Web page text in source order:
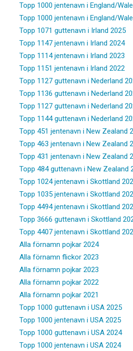
Topp 1000 jentenavn i England/
Topp 1000 jentenavn i England/
Topp 1071 guttenavn i Irland 2025
Topp 1147 jentenavn i Irland 2024
Topp 1114 jentenavn i Irland 2023
Topp 1151 jentenavn i Irland 2022
Topp 1127 guttenavn i Nederland
Topp 1136 guttenavn i Nederland
Topp 1127 guttenavn i Nederland
Topp 1144 guttenavn i Nederland
Topp 451 jentenavn i New Zealand
Topp 463 jentenavn i New Zealand
Topp 431 jentenavn i New Zealand
Topp 484 guttenavn i New Zealand
Topp 1024 jentenavn i Skottland
Topp 1035 jentenavn i Skottland
Topp 4494 jentenavn i Skottland
Topp 3666 guttenavn i Skottland
Topp 4407 jentenavn i Skottland
Alla förnamn pojkar 2024
Alla förnamn flickor 2023
Alla förnamn pojkar 2023
Alla förnamn pojkar 2022
Alla förnamn pojkar 2021
Topp 1000 guttenavn i USA 2025
Topp 1000 jentenavn i USA 2025
Topp 1000 guttenavn i USA 2024
Topp 1000 jentenavn i USA 2024